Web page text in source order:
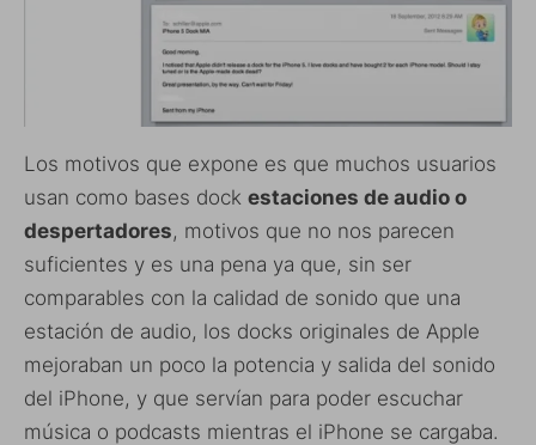
Los motivos que expone es que muchos usuarios
usan como bases dock estaciones de audio o
despertadores, motivos que no nos parecen
suficientes y es una pena ya que, sin ser
comparables con la calidad de sonido que una
estación de audio, los docks originales de Apple
mejoraban un poco la potencia y salida del sonido
del iPhone, y que servían para poder escuchar
música o podcasts mientras el iPhone se cargaba.